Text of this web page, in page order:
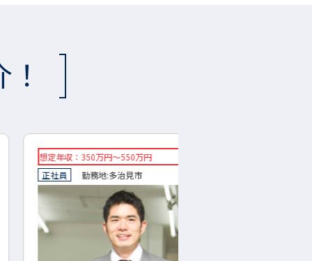
収：350万円～550万円
勤務地:多治見市